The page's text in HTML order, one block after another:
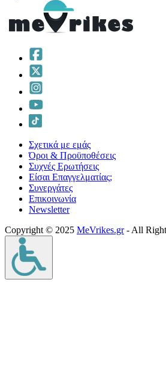
Σχετικά με εμάς
Όροι & Προϋποθέσεις
Συχνές Ερωτήσεις
Είσαι Επαγγελματίας;
Συνεργάτες
Επικοινωνία
Νewsletter
Copyright © 2025 MeVrikes.gr- All